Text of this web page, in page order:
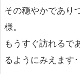
その穏やかであり
様。
もうすぐ訪れるで
るようにみえます･